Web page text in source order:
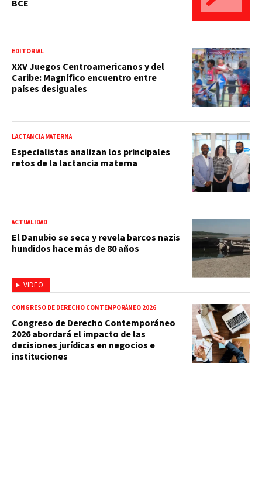
BCE
EDITORIAL
XXV Juegos Centroamericanos y del
Caribe: Magnífico encuentro entre
países desiguales
LACTANCIA MATERNA
Especialistas analizan los principales
retos de la lactancia materna
VIDEO
ACTUALIDAD
El Danubio se seca y revela barcos nazis
hundidos hace más de 80 años
CONGRESO DE DERECHO CONTEMPORÁNEO 2026
Congreso de Derecho Contemporáneo
2026 abordará el impacto de las
decisiones jurídicas en negocios e
instituciones